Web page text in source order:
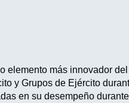
elemento más innovador
y Grupos de Ejército
en su desempeño